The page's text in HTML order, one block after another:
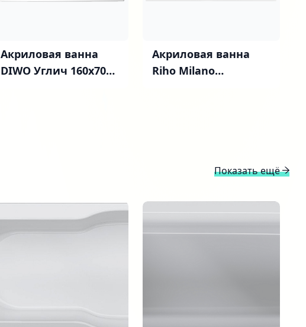
Акриловая ванна
DIWO Углич 160x70
Акриловая ванна
Riho Milano
Показать ещё